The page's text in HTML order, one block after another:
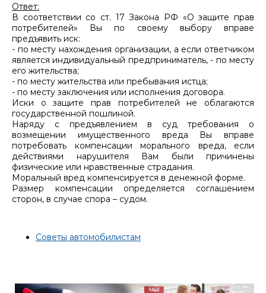
Ответ:
В соответствии со ст. 17 Закона РФ «О защите прав
потребителей» Вы по своему выбору вправе
предъявить иск:
- по месту нахождения организации, а если ответчиком
является индивидуальный предприниматель, - по месту
его жительства;
- по месту жительства или пребывания истца;
- по месту заключения или исполнения договора.
Иски о защите прав потребителей не облагаются
государственной пошлиной.
Наряду с предъявлением в суд требования о
возмещении имущественного вреда Вы вправе
потребовать компенсации морального вреда, если
действиями нарушителя Вам были причинены
физические или нравственные страдания.
Моральный вред компенсируется в денежной форме.
Размер компенсации определяется соглашением
сторон, в случае спора – судом.
Советы автомобилистам